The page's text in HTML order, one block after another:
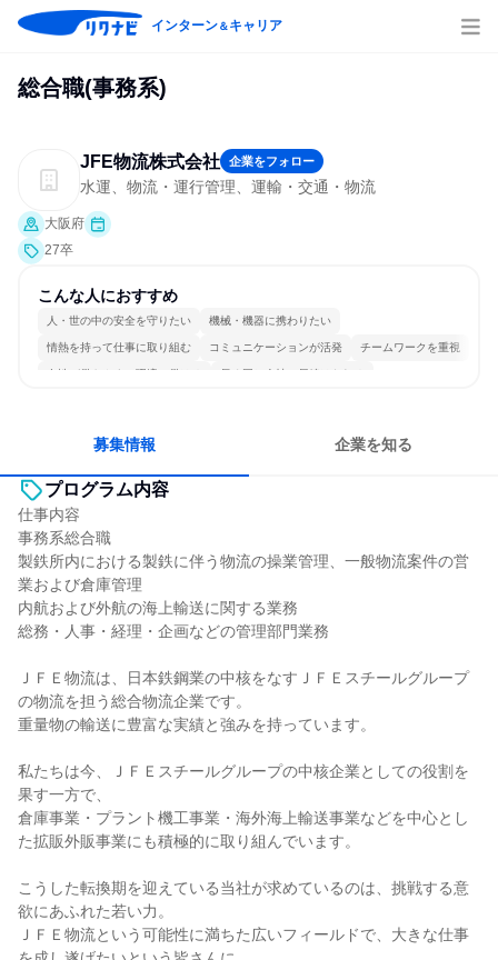
インターン＆キャリア
総合職(事務系)
JFE物流株式会社 企業をフォロー
水運、物流・運行管理、運輸・交通・物流
大阪府
27卒
こんな人におすすめ
人・世の中の安全を守りたい 機械・機器に携わりたい
情熱を持って仕事に取り組む コミュニケーションが活発 チームワークを重視
女性が働きやすい環境で働ける 長く同じ会社に居続けられる
募集情報 企業を知る
プログラム内容
仕事内容
事務系総合職
製鉄所内における製鉄に伴う物流の操業管理、一般物流案件の営
業および倉庫管理
内航および外航の海上輸送に関する業務
総務・人事・経理・企画などの管理部門業務
ＪＦＥ物流は、日本鉄鋼業の中核をなすＪＦＥスチールグループ
の物流を担う総合物流企業です。
重量物の輸送に豊富な実績と強みを持っています。
私たちは今、ＪＦＥスチールグループの中核企業としての役割を
果す一方で、
倉庫事業・プラント機工事業・海外海上輸送事業などを中心とし
た拡販外販事業にも積極的に取り組んでいます。
こうした転換期を迎えている当社が求めているのは、挑戦する意
欲にあふれた若い力。
ＪＦＥ物流という可能性に満ちた広いフィールドで、大きな仕事